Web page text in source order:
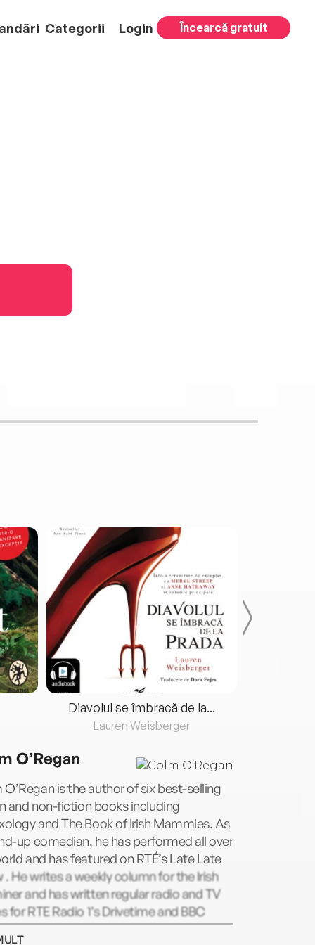
Categorii Login Încearcă gratuit
Diavolul se îmbracă de la...
Lauren Weisberger
O’Regan
O’Regan is the author of six best-selling
and non-fiction books including
and The Book of Irish Mammies. As
up comedian, he has performed all over
and has featured on RTÉ’s Late Late
. He writes a weekly column for the Irish
and has written regular radio and TV
for RTE Radio 1’s Drivetime and BBC
Service’s In The Balance. He lives in Dublin